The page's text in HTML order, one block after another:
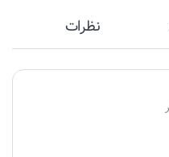
نظرات